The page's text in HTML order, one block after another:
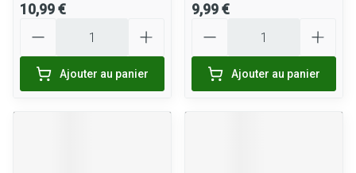
10,99 €
Ajouter au panier
9,99 €
Ajouter au panier